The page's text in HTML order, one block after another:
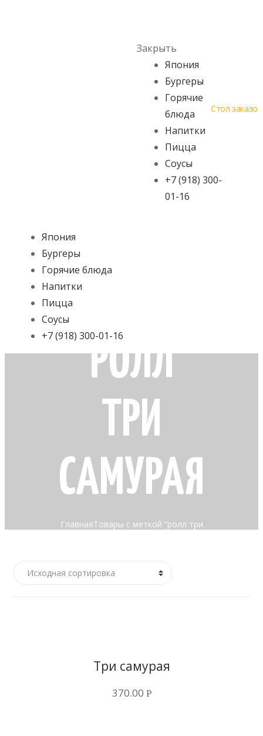
Закрыть
Япония
Бургеры
Горячие
блюда
Напитки
Пицца
Соусы
+7 (918) 300-
01-16
Стол заказов
Япония
Бургеры
Горячие блюда
Напитки
Пицца
Соусы
+7 (918) 300-01-16
РОЛЛ
ТРИ
САМУРАЯ
ГлавнаяТовары с меткой “ролл три
Три самурая
370.00 Р